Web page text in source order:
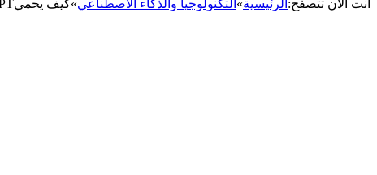
أنت الآن تتصفح: الرئيسية» التكنولوجيا والذكاء الاصطناعي»كيف يحميChatGPT المراهقين عبر ميزة تقدير العمر؟